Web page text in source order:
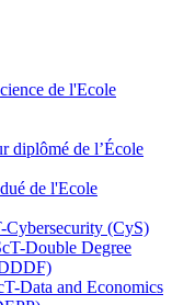
de l'Ecole
diplômé de l’École
de l'Ecole
(CyS)
Double Degree
Data and Economics